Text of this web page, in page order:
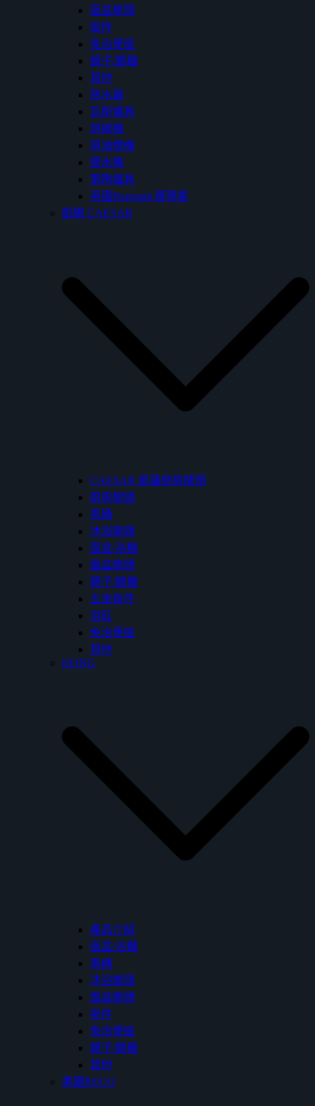
面盆龍頭
掛件
免治便座
鏡子/鏡櫃
其他
熱水器
瓦斯爐具
烘碗機
排油煙機
開水機
電陶爐具
英國Baumatic寶瑪客
凱撒 CAESAR
CAESAR 凱薩廚房龍頭
廚房龍頭
馬桶
沐浴龍頭
面盆/浴櫃
面盆龍頭
鏡子/鏡櫃
五金掛件
浴缸
免治便座
其他
HONG
產品介紹
面盆/浴櫃
馬桶
沐浴龍頭
面盆龍頭
掛件
免治便座
鏡子/鏡櫃
其他
美國RECO